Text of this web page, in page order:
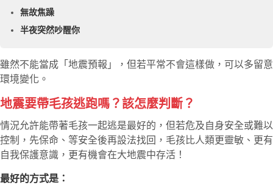
無故焦躁
半夜突然吵醒你
雖然不能當成「地震預報」，但若平常不會這樣做，可以多留意
環境變化。
地震要帶毛孩逃跑嗎？該怎麼判斷？
情況允許能帶著毛孩一起逃是最好的，但若危及自身安全或難以
控制，先保命、等安全後再設法找回，毛孩比人類更靈敏、更有
自我保護意識，更有機會在大地震中存活！
最好的方式是：